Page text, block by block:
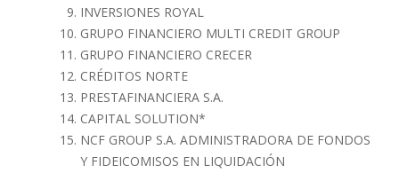
INVERSIONES ROYAL
GRUPO FINANCIERO MULTI CREDIT GROUP
GRUPO FINANCIERO CRECER
CRÉDITOS NORTE
PRESTAFINANCIERA S.A.
CAPITAL SOLUTION*
NCF GROUP S.A. ADMINISTRADORA DE FONDOS
Y FIDEICOMISOS EN LIQUIDACIÓN